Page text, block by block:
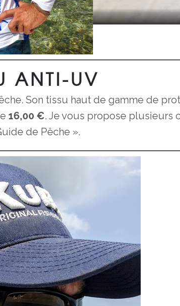
ANTI-UV
Son tissu haut de gamme de
16,00 €. Je vous propose plusieurs
de Pêche ».